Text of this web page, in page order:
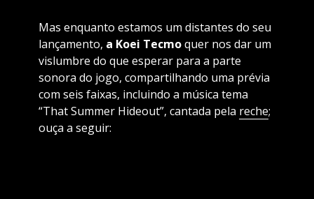
Mas enquanto estamos um distantes do seu
lançamento, a Koei Tecmoquer nos dar um
vislumbre do que esperar para a parte
sonora do jogo, compartilhando uma prévia
com seis faixas, incluindo a música tema
“That Summer Hideout”, cantada pela reche;
ouça a seguir: